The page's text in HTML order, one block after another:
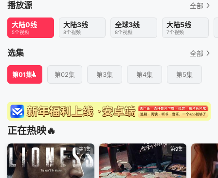
播放源 全部
大陆0线
5个视频
大陆3线
8个视频
全球3线
8个视频
大陆5线
7个视频
选集 全部
第01集 第02集 第3集 第4集 第5集
正在热映🔥
第1集 第9集